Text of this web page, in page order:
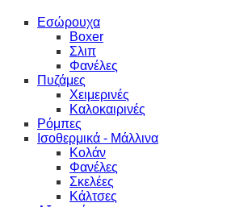
Εσώρουχα
Boxer
Σλιπ
Φανέλες
Πυζάμες
Χειμερινές
Καλοκαιρινές
Ρόμπες
Ισοθερμικά - Μάλλινα
Κολάν
Φανέλες
Σκελέες
Κάλτσες